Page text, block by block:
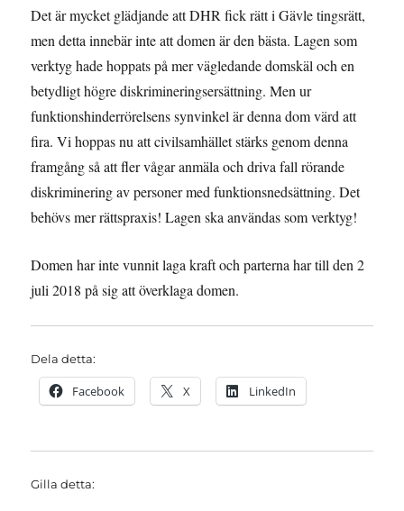
Det är mycket glädjande att DHR fick rätt i Gävle tingsrätt,
men detta innebär inte att domen är den bästa. Lagen som
verktyg hade hoppats på mer vägledande domskäl och en
betydligt högre diskrimineringsersättning. Men ur
funktionshinderrörelsens synvinkel är denna dom värd att
fira. Vi hoppas nu att civilsamhället stärks genom denna
framgång så att fler vågar anmäla och driva fall rörande
diskriminering av personer med funktionsnedsättning. Det
behövs mer rättspraxis! Lagen ska användas som verktyg!
Domen har inte vunnit laga kraft och parterna har till den 2
juli 2018 på sig att överklaga domen.
Dela detta:
Facebook X LinkedIn
Gilla detta: